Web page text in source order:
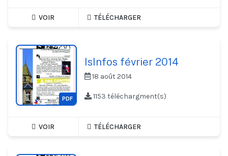
VOIR TÉLÉCHARGER
PDF
IsInfos février 2014
18 août 2014
1153 téléchargment(s)
VOIR TÉLÉCHARGER